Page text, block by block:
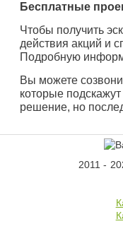
Бесплатные
Чтобы получить
действия акций и
Подробную
Вы можете
которые
решение, но
2011 -